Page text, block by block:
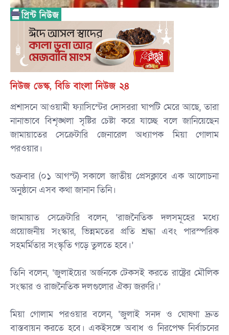
নিউজ ডেস্ক, বিডি বাংলা নিউজ ২৪
প্রশাসনে আওয়ামী ফ্যাসিস্টের দোসররা ঘাপটি মেরে আছে, তারা
নানাভাবে বিশৃঙ্খলা সৃষ্টির চেষ্টা করে যাচ্ছে বলে জানিয়েছেন
জামায়াতের সেক্রেটারি জেনারেল অধ্যাপক মিয়া গোলাম
পরওয়ার।
‎শুক্রবার (০১ আগস্ট) সকালে জাতীয় প্রেসক্লাবে এক আলোচনা
অনুষ্ঠানে এসব কথা জানান তিনি।
‎জামায়াত সেক্রেটারি বলেন, ‘রাজনৈতিক দলসমূহের মধ্যে
প্রয়োজনীয় সংস্কার, ভিন্নমতের প্রতি শ্রদ্ধা এবং পারস্পরিক
সহমর্মিতার সংস্কৃতি গড়ে তুলতে হবে।’
‎তিনি বলেন, ‘জুলাইয়ের অর্জনকে টেকসই করতে রাষ্ট্রের মৌলিক
সংস্কার ও রাজনৈতিক দলগুলোর ঐক্য জরুরি।’
‎মিয়া গোলাম পরওয়ার বলেন, ‘জুলাই সনদ ও ঘোষণা দ্রুত
বাস্তবায়ন করতে হবে। একইসঙ্গে অবাধ ও নিরপেক্ষ নির্বাচনের